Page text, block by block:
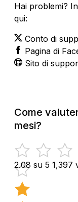
Hai problemi?
qui:
Conto di
Pagina di
Sito di
Come
mesi?
2.08 su 5 1,397